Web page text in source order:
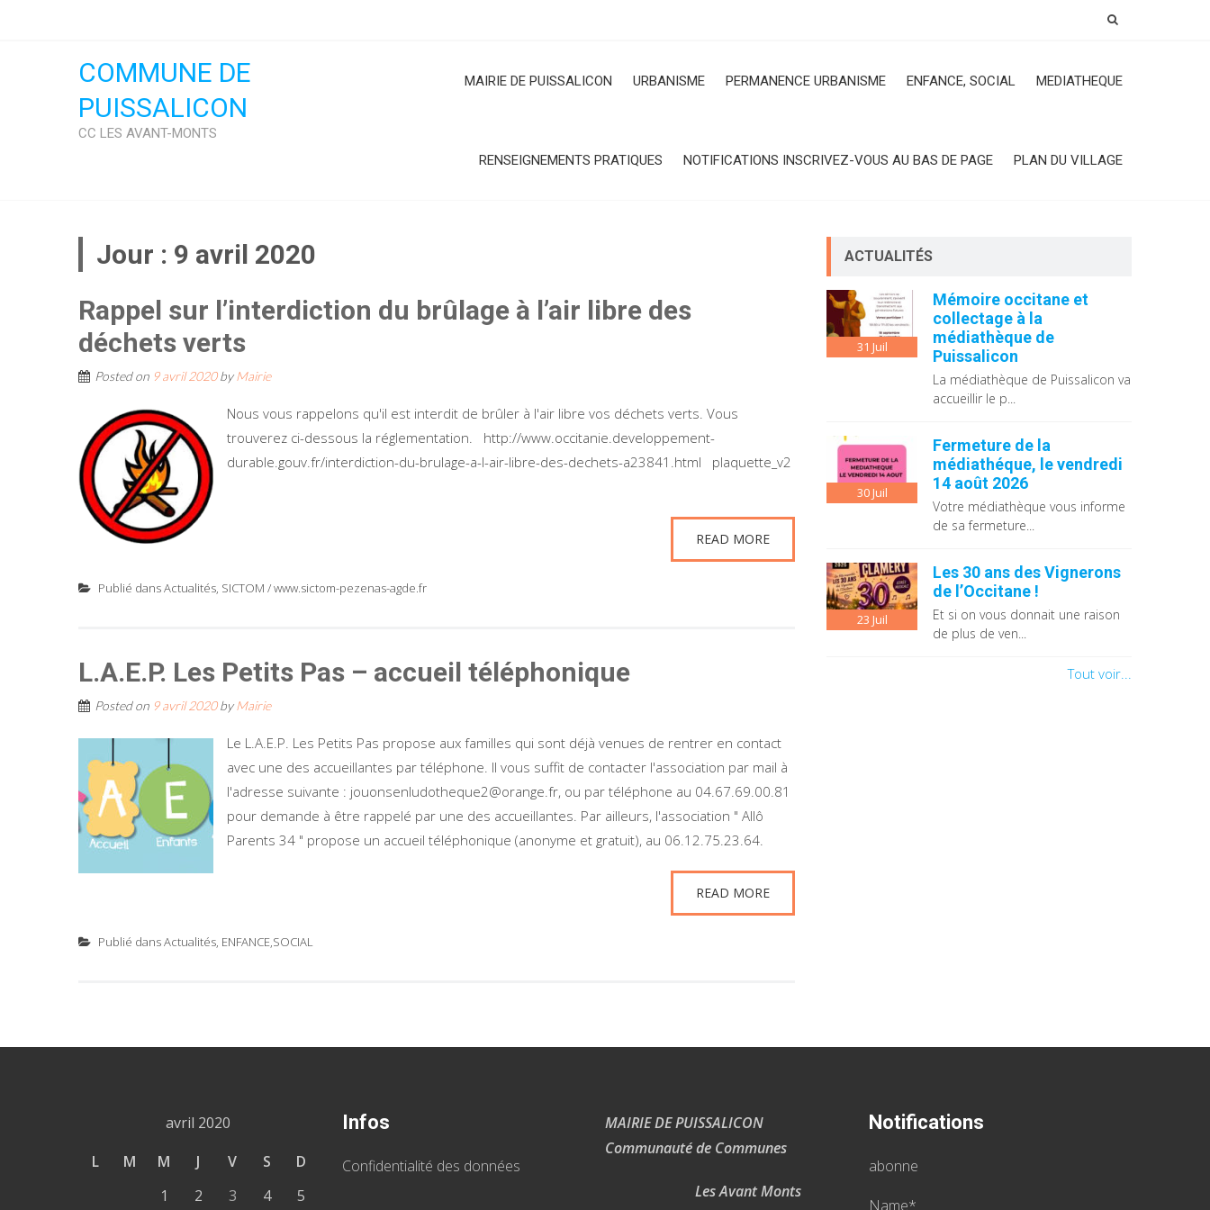
COMMUNE DE
PUISSALICON
CC LES AVANT-MONTS
MAIRIE DE PUISSALICON URBANISME PERMANENCE URBANISME ENFANCE, SOCIAL MEDIATHEQUE
RENSEIGNEMENTS PRATIQUES NOTIFICATIONS INSCRIVEZ-VOUS AU BAS DE PAGE PLAN DU VILLAGE
Jour : 9 avril 2020
Rappel sur l’interdiction du brûlage à l’air libre des
déchets verts
Posted on 9 avril 2020byMairie
Nous vous rappelons qu'il est interdit de brûler à l'air libre vos déchets verts. Vous
trouverez ci-dessous la réglementation. http://www.occitanie.developpement-
durable.gouv.fr/interdiction-du-brulage-a-l-air-libre-des-dechets-a23841.html plaquette_v2
READ MORE
Publié dansActualités, SICTOM / www.sictom-pezenas-agde.fr
L.A.E.P. Les Petits Pas – accueil téléphonique
Posted on 9 avril 2020byMairie
Le L.A.E.P. Les Petits Pas propose aux familles qui sont déjà venues de rentrer en contact
avec une des accueillantes par téléphone. Il vous suffit de contacter l'association par mail à
l'adresse suivante : jouonsenludotheque2@orange.fr, ou par téléphone au 04.67.69.00.81
pour demande à être rappelé par une des accueillantes. Par ailleurs, l'association " Allô
Parents 34 " propose un accueil téléphonique (anonyme et gratuit), au 06.12.75.23.64.
READ MORE
Publié dansActualités, ENFANCE,SOCIAL
ACTUALITÉS
31 Juil
Mémoire occitane et
collectage à la
médiathèque de
Puissalicon
La médiathèque de Puissalicon va
accueillir le p...
30Juil
Fermeture de la
médiathéque, le vendredi
14 août 2026
Votre médiathèque vous informe
de sa fermeture...
23 Juil
Les 30 ans des Vignerons
de l’Occitane !
Et si on vous donnait une raison
de plus de ven...
Tout voir...
avril 2020
L
M M J V S
D
1
2 3 4 5
Infos
Confidentialité des données
MAIRIE DE PUISSALICON
Communauté de Communes
Les Avant Monts
Notifications
abonne
Name*